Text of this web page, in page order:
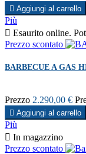
 Aggiungi al carrello
Più
 Esaurito online.
Prezzo scontato
BARBECUE A GAS
Prezzo 2.290,00 €
 Aggiungi al carrello
Più
 In magazzino
Prezzo scontato